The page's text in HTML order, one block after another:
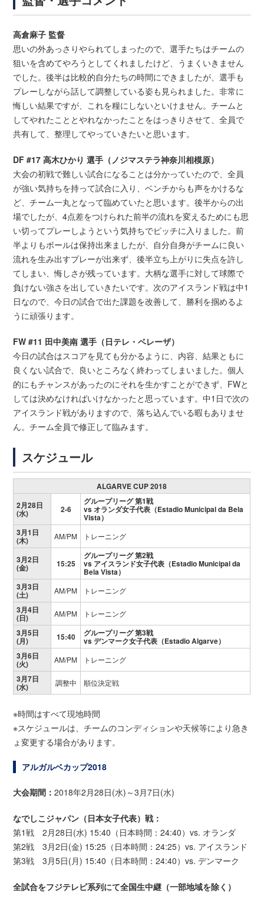
高倉麻子 監督
思いの外あっさりやられてしまったので、選手たちはチームの
狙いを含めてやろうとしてくれましたけど、うまくいきません
でした。後半は比較的自分たちの時間にできましたが、選手も
プレーしながら話して調整している姿も見られました。非常に
悔しい結果ですが、これを糧にしないといけません。チームと
してやれたこととやれなかったことをはっきりさせて、全員で
共有して、整理してやっていきたいと思います。
DF #17 高木ひかり 選手（ノジマステラ神奈川相模原）
大会の初戦で難しい試合になることは分かっていたので、全員
が強い気持ちを持って試合に入り、ベンチからも声をかけるな
ど、チーム一丸となって臨めていたと思います。後半からの出
場でしたが、4点差をつけられた前半の流れを変えるためにも思
い切ってプレーしようという気持ちでピッチに入りました。前
半よりもボールは保持出来ましたが、自分自身がチームに良い
流れを生み出すプレーが出来ず、後半立ち上がりに失点を許し
てしまい、悔しさが残っています。大柄な選手に対して球際で
負けない強さを出していきたいです。次のアイスランド戦は中1
日なので、今日の試合で出た課題を改善して、勝利を掴めるよ
うに頑張ります。
FW #11 田中美南 選手（日テレ・ベレーザ）
今日の試合はスコアを見ても分かるように、内容、結果ともに
良くない試合で、良いところなく終わってしまいました。個人
的にもチャンスがあったのにそれを生かすことができず、FWと
しては決めなければいけなかったと思っています。中1日で次の
アイスランド戦がありますので、落ち込んでいる暇もありませ
ん。チーム全員で修正して臨みます。
スケジュール
ALGARVE CUP 2018
2月28日
(水) 2-6
グループリーグ 第1戦
vs オランダ女子代表（Estadio Municipal da Bela
Vista）
3月1日
(木) AM/PM トレーニング
3月2日
(金) 15:25
グループリーグ 第2戦
vs アイスランド女子代表（Estadio Municipal da
Bela Vista）
3月3日
(土) AM/PM トレーニング
3月4日
(日) AM/PM トレーニング
3月5日
(月) 15:40 グループリーグ 第3戦
vs デンマーク女子代表（Estadio Algarve）
3月6日
(火) AM/PM トレーニング
3月7日
(水) 調整中 順位決定戦
※時間はすべて現地時間
※スケジュールは、チームのコンディションや天候等により急き
ょ変更する場合があります。
アルガルベカップ2018
大会期間：2018年2月28日(水)～3月7日(水)
なでしこジャパン（日本女子代表）戦：
第1戦 2月28日(水) 15:40（日本時間：24:40）vs. オランダ
第2戦 3月2日(金) 15:25（日本時間：24:25）vs. アイスランド
第3戦 3月5日(月) 15:40（日本時間：24:40）vs. デンマーク
全試合をフジテレビ系列にて全国生中継（一部地域を除く）